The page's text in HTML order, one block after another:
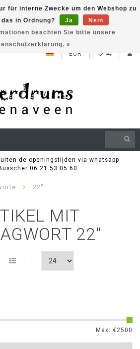
V71 series testklaar
EUR
de openingstijden via whatsapp
06.21.53.05.60
22"
MIT
22"
Max: €2500
für interne Zwecke um den Webshop zu
in Ordnung?
Ja
Nein
beachten Sie bitte unsere
»